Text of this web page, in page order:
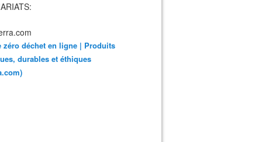
zéro déchet en ligne | Produits
durables et éthiques